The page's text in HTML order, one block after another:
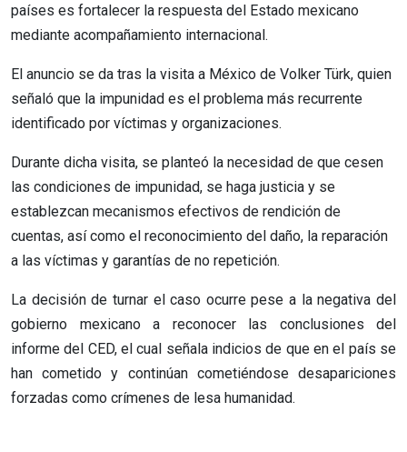
países es fortalecer la respuesta del Estado mexicano
mediante acompañamiento internacional.
El anuncio se da tras la visita a México de Volker Türk, quien
señaló que la impunidad es el problema más recurrente
identificado por víctimas y organizaciones.
Durante dicha visita, se planteó la necesidad de que cesen
las condiciones de impunidad, se haga justicia y se
establezcan mecanismos efectivos de rendición de
cuentas, así como el reconocimiento del daño, la reparación
a las víctimas y garantías de no repetición.
La decisión de turnar el caso ocurre pese a la negativa del
gobierno mexicano a reconocer las conclusiones del
informe del CED, el cual señala indicios de que en el país se
han cometido y continúan cometiéndose desapariciones
forzadas como crímenes de lesa humanidad.